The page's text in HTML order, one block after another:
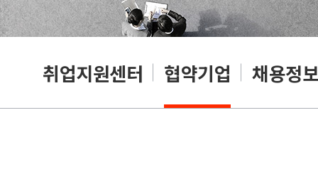
취업지원센터 협약기업 채용정보